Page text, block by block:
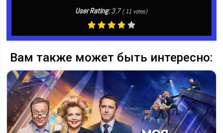
User Rating:3.7 (11 votes)
Вам также может быть интересно: